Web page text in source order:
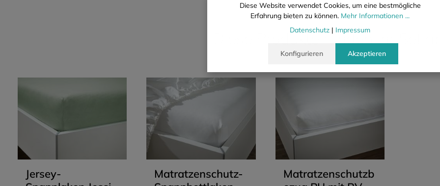
Diese Produkte runden Ihr Set ab:
Jersey-
Matratzenschutz-
Matratzenschutzb
Diese Website verwendet Cookies, um eine bestmögliche
Erfahrung bieten zu können. Mehr Informationen ...
Datenschutz | Impressum
Konfigurieren Akzeptieren